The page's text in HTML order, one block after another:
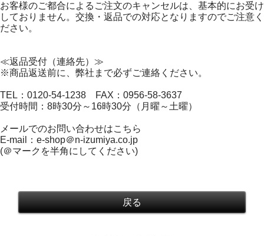
お客様のご都合によるご注文のキャンセルは、基本的にお受け
しておりません。交換・返品での対応となりますのでご注意く
ださい。
≪返品受付（連絡先）≫
※商品返送前に、弊社まで必ずご連絡ください。
TEL：0120-54-1238 FAX：0956-58-3637
受付時間：8時30分～16時30分（月曜～土曜）
メールでのお問い合わせはこちら
E-mail：e-shop＠n-izumiya.co.jp
(＠マークを半角にしてください)